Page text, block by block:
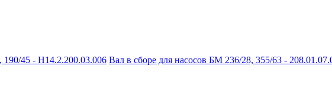
45 - Н14.2.200.03.006 Вал в сборе для насосов БМ 236/28, 355/63 -